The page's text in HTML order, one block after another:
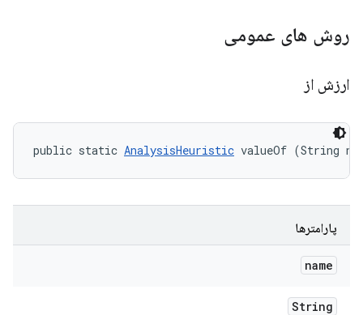
روش های عمومی
ارزش از
public static AnalysisHeuristic valueOf (String
پارامترها
name
String